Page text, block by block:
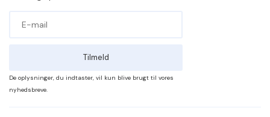
Tilmeld
De oplysninger, du indtaster, vil kun blive brugt til vores
nyhedsbreve.